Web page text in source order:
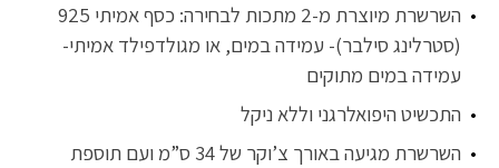
השרשרת מיוצרת מ-2 מתכות לבחירה: כסף אמיתי 925
(סטרלינג סילבר)- עמידה במים, או מגולדפילד אמיתי-
עמידה במים מתוקים
התכשיט היפואלרגני וללא ניקל
השרשרת מגיעה באורך צ’וקר של 34 ס”מ ועם תוספת